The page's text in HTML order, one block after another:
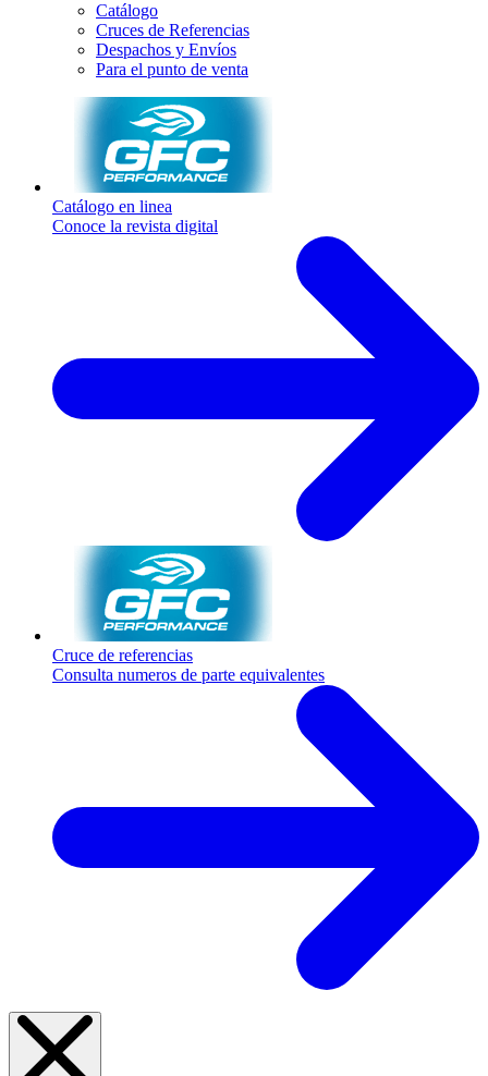
Catálogo
Cruces de Referencias
Despachos y Envíos
Para el punto de venta
Catálogo en linea
Conoce la revista digital
Cruce de referencias
Consulta numeros de parte equivalentes